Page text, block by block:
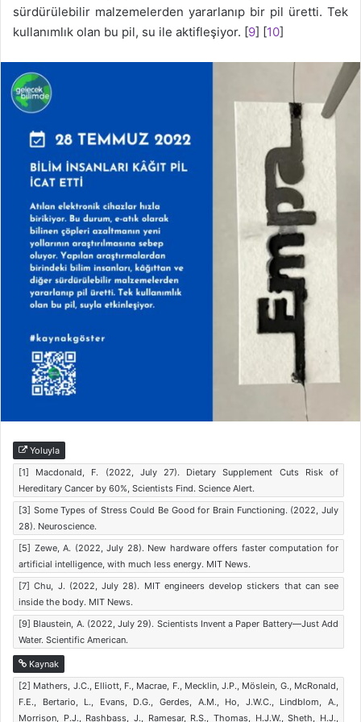
sürdürülebilir malzemelerden yararlanıp bir pil üretti. Tek
kullanımlık olan bu pil, su ile aktifleşiyor. [9] [10]
Yoluyla
[1] Macdonald, F. (2022, July 27). Dietary Supplement Cuts Risk of
Hereditary Cancer by 60%, Scientists Find. Science Alert.
[3] Some Types of Stress Could Be Good for Brain Functioning. (2022, July
28). Neuroscience.
[5] Zewe, A. (2022, July 28). New hardware offers faster computation for
artificial intelligence, with much less energy. MIT News.
[7] Chu, J. (2022, July 28). MIT engineers develop stickers that can see
inside the body. MIT News.
[9] Blaustein, A. (2022, July 29). Scientists Invent a Paper Battery—Just Add
Water. Scientific American.
Kaynak
[2] Mathers, J.C., Elliott, F., Macrae, F., Mecklin, J.P., Möslein, G., McRonald,
F.E., Bertario, L., Evans, D.G., Gerdes, A.M., Ho, J.W.C., Lindblom, A.,
Morrison, P.J., Rashbass, J., Ramesar, R.S., Thomas, H.J.W., Sheth, H.J.,